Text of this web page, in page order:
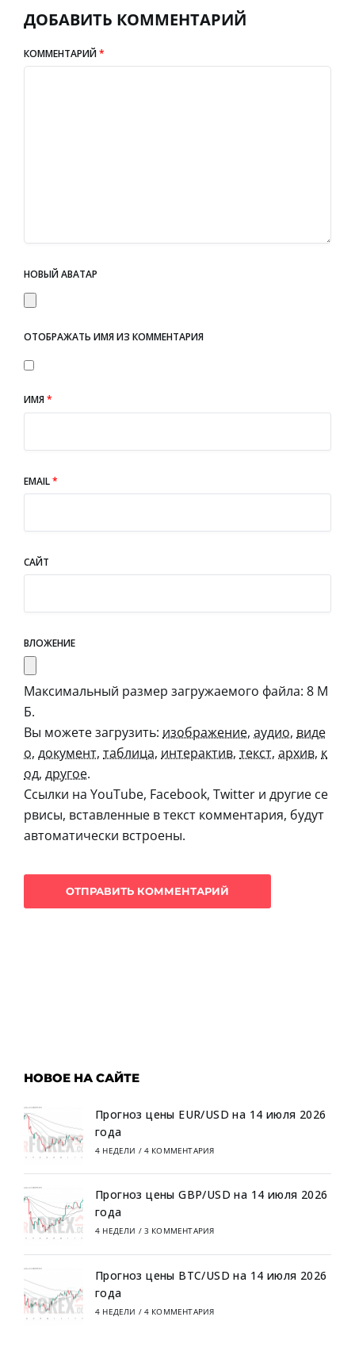
ДОБАВИТЬ КОММЕНТАРИЙ
КОММЕНТАРИЙ*
НОВЫЙ АВАТАР
ОТОБРАЖАТЬ ИМЯ ИЗ КОММЕНТАРИЯ
ИМЯ*
EMAIL*
САЙТ
ВЛОЖЕНИЕ
Максимальный размер загружаемого файла: 8 М
Б.
Вы можете загрузить: изображение, аудио, виде
о, документ, таблица, интерактив, текст, архив, к
од, другое.
Ссылки на YouTube, Facebook, Twitter и другие се
рвисы, вставленные в текст комментария, будут
автоматически встроены.
НОВОЕ НА САЙТЕ
Прогноз цены EUR/USD на 14 июля 2026
года
4 НЕДЕЛИ / 4 КОММЕНТАРИЯ
Прогноз цены GBP/USD на 14 июля 2026
года
4 НЕДЕЛИ / 3 КОММЕНТАРИЯ
Прогноз цены BTC/USD на 14 июля 2026
года
4 НЕДЕЛИ / 4 КОММЕНТАРИЯ